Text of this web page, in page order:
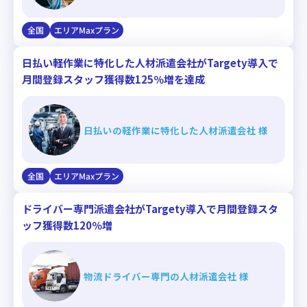
全国 エリアMaxプラン
日払い軽作業に特化した人材派遣会社がTargety導入で
月間登録スタッフ獲得数125％増を達成
日払いの軽作業に特化した人材派遣会社 様
全国 エリアMaxプラン
ドライバー専門派遣会社がTargety導入で月間登録スタ
ッフ獲得数120％増
物流ドライバー専門の人材派遣会社 様